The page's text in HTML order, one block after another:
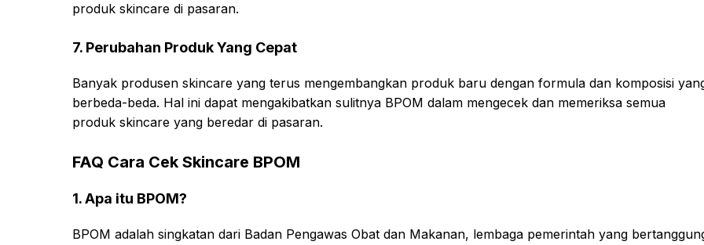
produk skincare di pasaran.
7. Perubahan Produk Yang Cepat
Banyak produsen skincare yang terus mengembangkan produk baru dengan formula dan komposisi
berbeda-beda. Hal ini dapat mengakibatkan sulitnya BPOM dalam mengecek dan memeriksa semua
produk skincare yang beredar di pasaran.
FAQ Cara Cek Skincare BPOM
1. Apa itu BPOM?
BPOM adalah singkatan dari Badan Pengawas Obat dan Makanan, lembaga pemerintah yang